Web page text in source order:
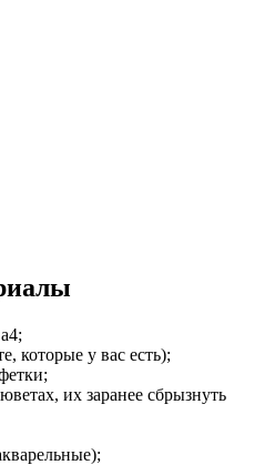
которые у вас есть);
их заранее сбрызнуть